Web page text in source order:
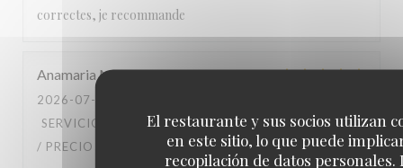
El restaurante y sus socios utilizan
en este sitio, lo que puede
recopilación de datos personales.
correctes, je recommande
Anamaria M
2026-07-29
SERVICIO
AMBIENTE: 5/5 MENÚ: 5 /5 CALIDAD
/ PRECIO